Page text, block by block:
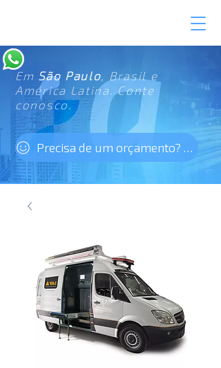
Em São Paulo, Brasil e
América Latina. Conte
conosco.
Precisa de um orçamento? Clique aqui!